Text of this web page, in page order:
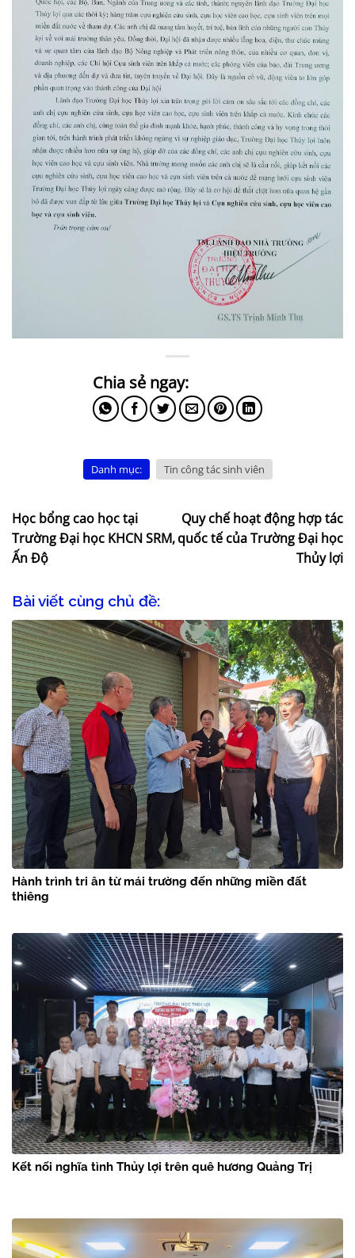
Danh mục: Tin công tác sinh viên
Học bổng cao học tại
Trường Đại học KHCN SRM,
Ấn Độ
Quy chế hoạt động hợp tác
quốc tế của Trường Đại học
Thủy lợi
Bài viết cùng chủ đề:
Hành trình tri ân từ mái trường đến những miền đất
thiêng
Kết nối nghĩa tình Thủy lợi trên quê hương Quảng Trị